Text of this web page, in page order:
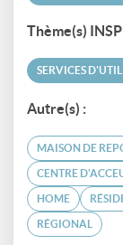
Thème(s)
SERVICES
Autre(s) :
MAISON DE
CENTRE
HOME
RÉGIONAL